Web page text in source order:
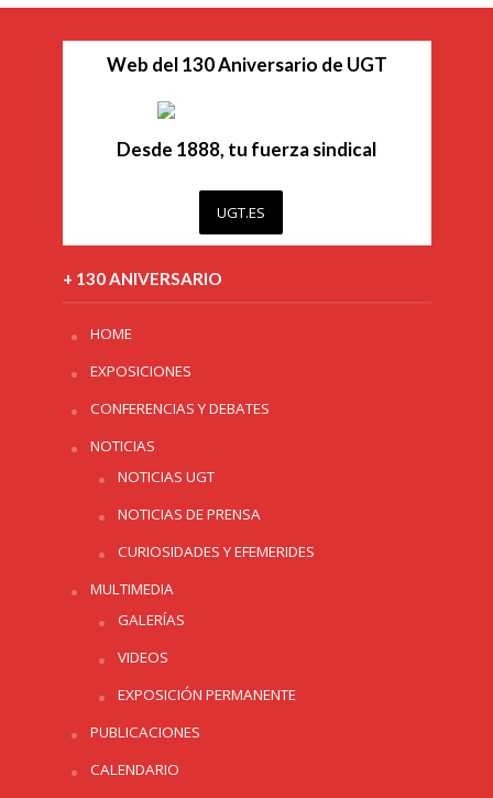
Web del 130 Aniversario de UGT
Desde 1888, tu fuerza sindical
UGT.ES
+ 130 ANIVERSARIO
HOME
EXPOSICIONES
CONFERENCIAS Y DEBATES
NOTICIAS
NOTICIAS UGT
NOTICIAS DE PRENSA
CURIOSIDADES Y EFEMERIDES
MULTIMEDIA
GALERÍAS
VIDEOS
EXPOSICIÓN PERMANENTE
PUBLICACIONES
CALENDARIO